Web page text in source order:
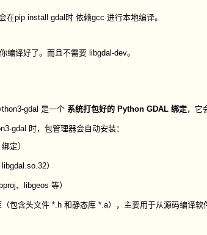
在pip install gdal时 依赖gcc 进行本地编译。
编译好了。而且不需要 libgdal-dev。
gdal 是一个 系统打包好的 Python GDAL 绑定，它
gdal 时，包管理器会自动安装：
定）
libgdal.so.32）
、 libgeos 等）
包含头文件 *.h和静态库 *.a），主要用于从源码编译软